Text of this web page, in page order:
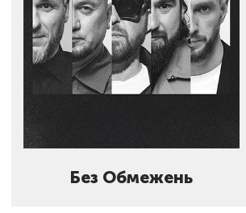
Без Обмежень